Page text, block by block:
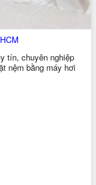
tín, chuyên nghiệp
nệm bằng máy hơi